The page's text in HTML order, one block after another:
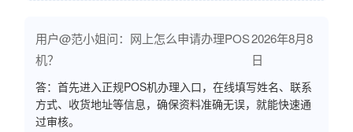
用户@范小姐问：网上怎么申请办理POS
机？
2026年8月8
日
答：首先进入正规POS机办理入口，在线填写姓名、联系
方式、收货地址等信息，确保资料准确无误，就能快速通
过审核。